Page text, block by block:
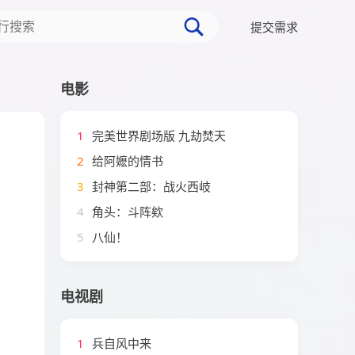
提交需求
电影
1
完美世界剧场版 九劫焚天
2 给阿嬷的情书
3 封神第二部：战火西岐
4 角头：斗阵欸
5 八仙！
电视剧
1 兵自风中来